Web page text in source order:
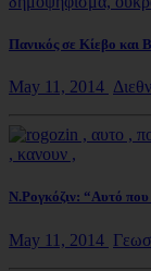
Πανικός σε Κίεβο και
May 11, 2014
N.Ρογκόζιν: “Αυτό
May 11, 2014